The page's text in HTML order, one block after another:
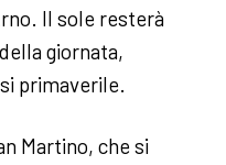
Il sole resterà
giornata,
primaverile.
Martino, che si